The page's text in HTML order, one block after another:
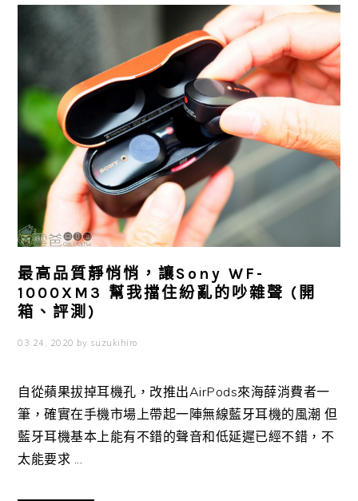
最高品質靜悄悄，讓Sony WF-
1000XM3 幫我擋住紛亂的吵雜聲 (開
箱、評測)
03 24, 2020 by suzukihiro
自從蘋果拔掉耳機孔，改推出AirPods來海薛消費者一
筆，確實在手機市場上帶起一陣無線藍牙耳機的風潮 但
藍牙耳機基本上能有不錯的聲音和低延遲已經不錯，不
太能要求 ...